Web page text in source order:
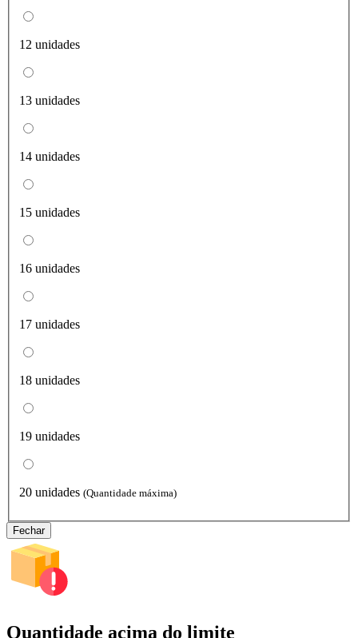
12 unidades
13 unidades
14 unidades
15 unidades
16 unidades
17 unidades
18 unidades
19 unidades
20 unidades (Quantidade máxima)
Fechar
Quantidade acima do limite